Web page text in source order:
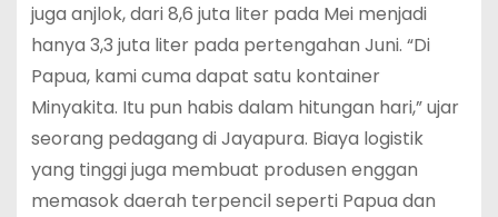
juga anjlok, dari 8,6 juta liter pada Mei menjadi
hanya 3,3 juta liter pada pertengahan Juni. “Di
Papua, kami cuma dapat satu kontainer
Minyakita. Itu pun habis dalam hitungan hari,” ujar
seorang pedagang di Jayapura. Biaya logistik
yang tinggi juga membuat produsen enggan
memasok daerah terpencil seperti Papua dan